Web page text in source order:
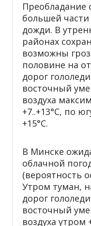
Преобладание
большей
дожди. В
районах
возможны
половине на
дорог
восточный
воздуха
+7..+13°С, по
+15°С.
В Минске
облачной
(вероятность
Утром туман,
дорог
восточный
воздуха утром